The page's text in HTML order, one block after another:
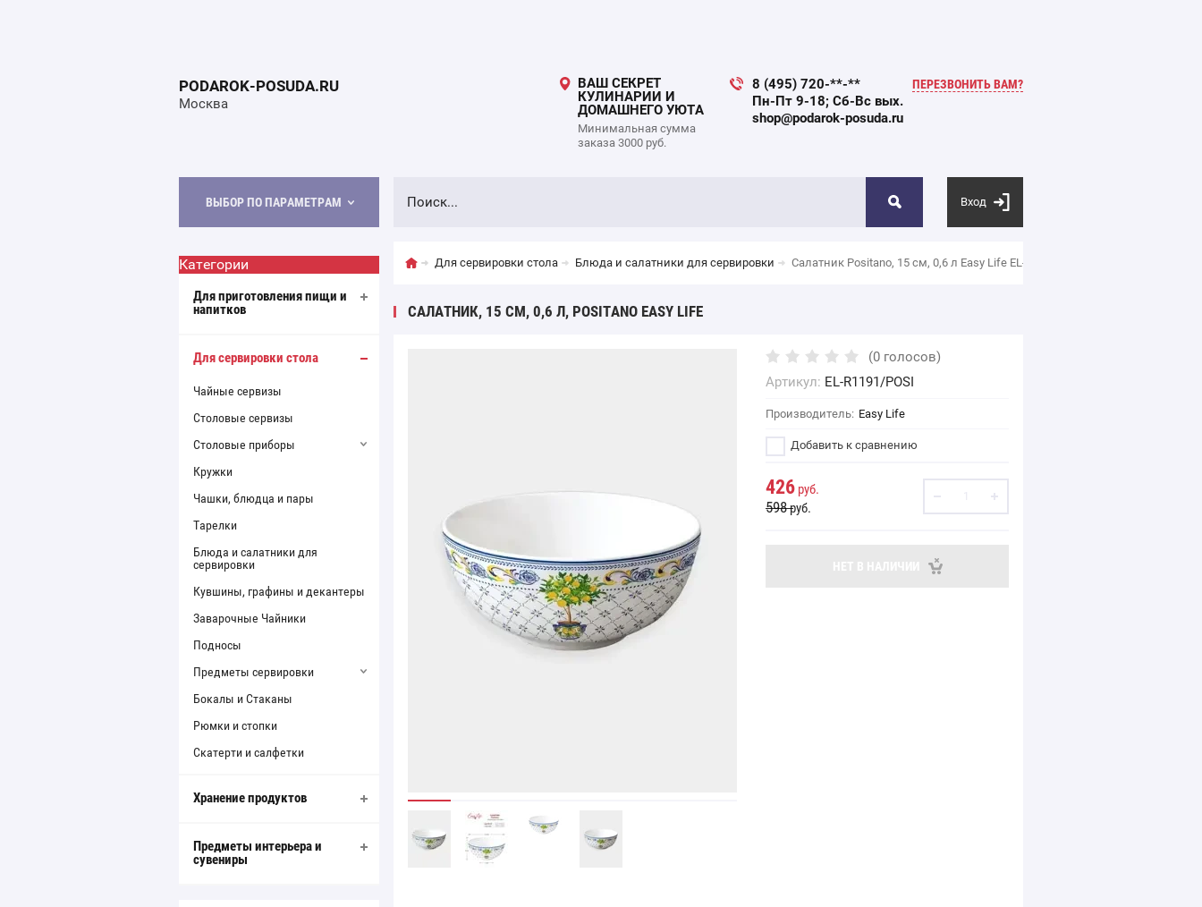
PODAROK-POSUDA.RU
Москва
ВАШ СЕКРЕТ
КУЛИНАРИИ И
ДОМАШНЕГО УЮТА
Минимальная сумма
заказа 3000 руб.
8 (495) 720-**-**
Пн-Пт 9-18; Сб-Вс вых.
shop@podarok-posuda.ru
ПЕРЕЗВОНИТЬ ВАМ?
ВЫБОР ПО ПАРАМЕТРАМ Вход
Категории
Для приготовления пищи и
напитков
Для сервировки стола
Чайные сервизы
Столовые сервизы
Столовые приборы
Кружки
Чашки, блюдца и пары
Тарелки
Блюда и салатники для
сервировки
Кувшины, графины и декантеры
Заварочные Чайники
Подносы
Предметы сервировки
Бокалы и Стаканы
Рюмки и стопки
Скатерти и салфетки
Хранение продуктов
Предметы интерьера и
сувениры
Для сервировки стола Блюда и салатники для сервировки Салатник Positano, 15 см, 0,6 л Easy Life EL-R1191/POSI
САЛАТНИК, 15 СМ, 0,6 Л, POSITANO EASY LIFE
(0 голосов)
Артикул: EL-R1191/POSI
Производитель: Easy Life
Добавить к сравнению
426 руб.
598руб.